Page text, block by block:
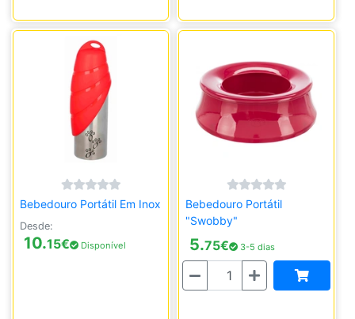
Bebedouro Portátil Em Inox
Desde:
10.15€ Disponível
Bebedouro Portátil
"Swobby"
5.75€ 3-5 dias
Quantidade